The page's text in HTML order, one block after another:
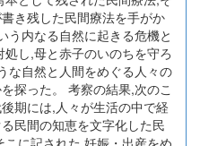
き残した民間療法を手がか
う内なる自然に起きる危機と
し,母と赤子のいのちを守ろ
な自然と人間をめぐる人々の
探った。 考察の結果,次のこ
期には,人々が生活の中で経
民間の知恵を文字化した民
に記された,妊娠・出産をめ